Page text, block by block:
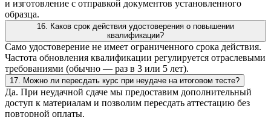
и изготовление с отправкой документов установленного
образца.
16. Каков срок действия удостоверения о повышении
квалификации?
Само удостоверение не имеет ограниченного срока действия.
Частота обновления квалификации регулируется отраслевыми
требованиями (обычно — раз в 3 или 5 лет).
17. Можно ли пересдать курс при неудаче на итоговом тесте?
Да. При неудачной сдаче мы предоставим дополнительный
доступ к материалам и позволим пересдать аттестацию без
повторной оплаты.